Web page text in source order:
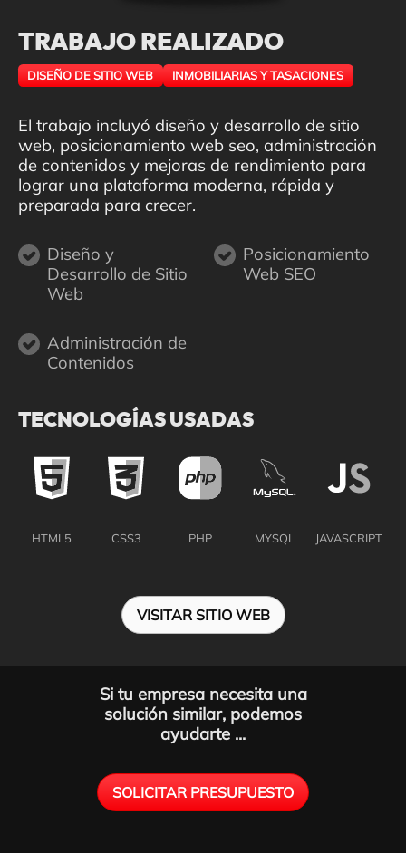
TRABAJO REALIZADO
DISEÑO DE SITIO WEB INMOBILIARIAS Y TASACIONES
El trabajo incluyó diseño y desarrollo de sitio
web, posicionamiento web seo, administración
de contenidos y mejoras de rendimiento para
lograr una plataforma moderna, rápida y
preparada para crecer.
Diseño y
Desarrollo de Sitio
Web
Posicionamiento
Web SEO
Administración de
Contenidos
TECNOLOGÍAS USADAS
HTML5 CSS3 PHP MYSQL JAVASCRIPT
VISITAR SITIO WEB
Si tu empresa necesita una
solución similar, podemos
ayudarte ...
SOLICITAR PRESUPUESTO